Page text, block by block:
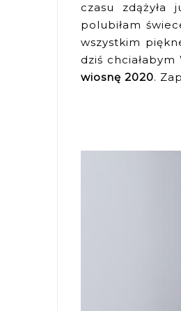
czasu zdążyła
polubiłam
wszystkim
dziś
wiosnę 2020.